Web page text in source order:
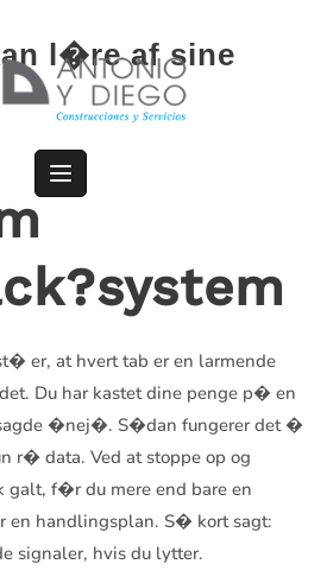
l�re af sine
er, at hvert tab er en larmende
Du har kastet dine penge p� en
�nej�. S�dan fungerer det �
r� data. Ved at stoppe op og
galt, f�r du mere end bare en
handlingsplan. S� kort sagt:
signaler, hvis du lytter.